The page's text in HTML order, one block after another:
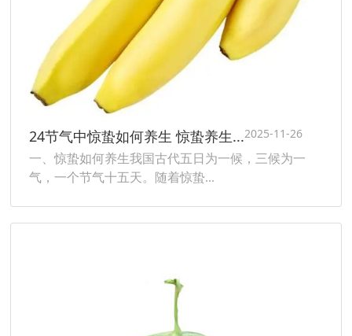
24节气中惊蛰如何养生 惊蛰养生...2025-11-26
一、惊蛰如何养生我国古代五日为一候，三候为一
气，一个节气十五天。随着惊蛰...